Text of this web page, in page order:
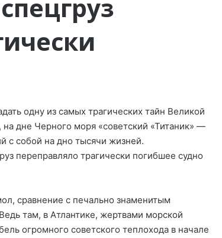
одну из самых трагических тайн Великой
дне Черного моря «советский «Титаник» —
с собой на дно тысячи жизней.
сравнение с печально знаменитым
там, в Атлантике, жертвами морской
огромного советского теплохода в начале